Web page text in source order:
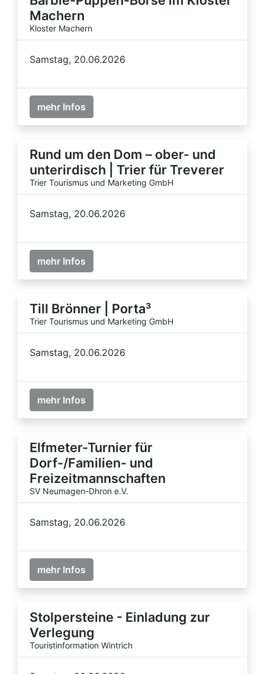
Machern
Kloster Machern
Samstag, 20.06.2026
mehr Infos
Rund um den Dom – ober- und
unterirdisch | Trier für Treverer
Trier Tourismus und Marketing GmbH
Samstag, 20.06.2026
mehr Infos
Till Brönner | Porta³
Trier Tourismus und Marketing GmbH
Samstag, 20.06.2026
mehr Infos
Elfmeter-Turnier für
Dorf-/Familien- und
Freizeitmannschaften
SV Neumagen-Dhron e.V.
Samstag, 20.06.2026
mehr Infos
Stolpersteine - Einladung zur
Verlegung
Touristinformation Wintrich